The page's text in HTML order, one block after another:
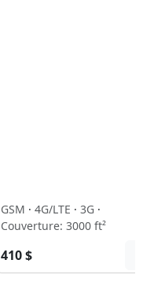
GSM · 4G/LTE · 3G ·
Couverture: 3000 ft²
410 $